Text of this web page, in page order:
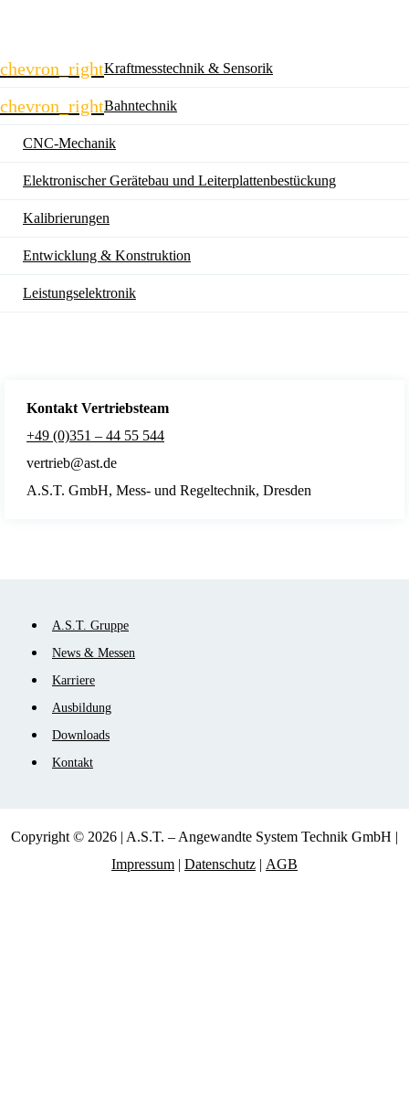
chevron_rightKraftmesstechnik & Sensorik
chevron_rightBahntechnik
CNC-Mechanik
Elektronischer Gerätebau und Leiterplatten­bestückung
Kalibrierungen
Entwicklung & Konstruktion
Leistungselektronik
Kontakt Vertriebsteam
+49 (0)351 – 44 55 544
vertrieb@ast.de
A.S.T. GmbH, Mess- und Regeltechnik, Dresden
Navigation
überspringen
A.S.T. Gruppe
News & Messen
Karriere
Ausbildung
Downloads
Kontakt
Copyright © 2026 | A.S.T. – Angewandte System Technik GmbH |
Impressum | Datenschutz | AGB